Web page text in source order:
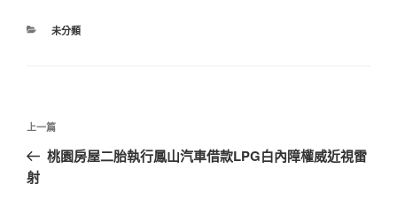
分
未分類
文
導
覽
上
一
篇
上一篇
桃園房屋二胎執行鳳山汽車借款LPG白內障權威近視雷
射